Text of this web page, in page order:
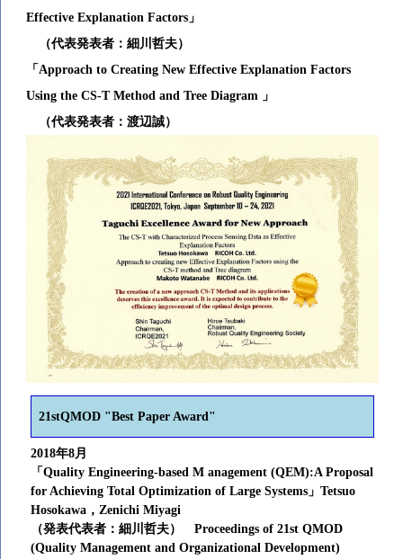
Effective Explanation Factors」
（代表発表者：細川哲夫）
「Approach to Creating New Effective Explanation Factors
Using the CS-T Method and Tree Diagram 」
（代表発表者：渡辺誠）
21stQMOD "Best Paper Award"
2018年8月
「Quality Engineering-based M anagement (QEM):A Proposal
for Achieving Total Optimization of Large Systems」Tetsuo
Hosokawa，Zenichi Miyagi
（発表代表者：細川哲夫）
Proceedings of 21st QMOD
(Quality Management and Organizational Development)